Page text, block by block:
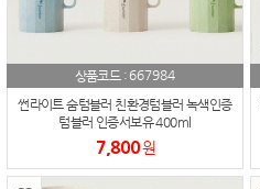
상품코드 : 667984
썬라이트 숨텀블러 친환경텀블러 녹색인증
텀블러 인증서보유 400ml
7,800원